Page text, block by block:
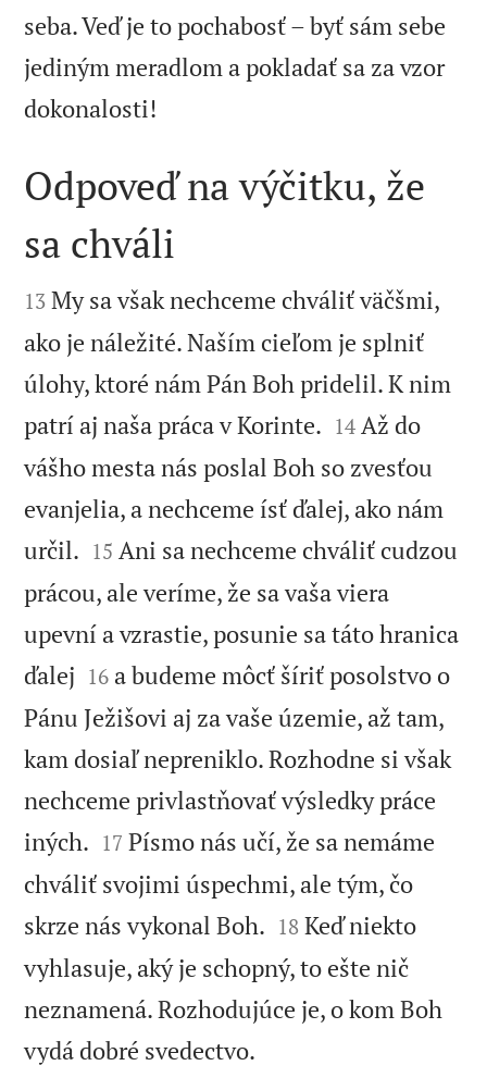
seba. Veď je to pochabosť – byť sám sebe
jediným meradlom a pokladať sa za vzor
dokonalosti!

Odpoveď na výčitku, že
sa chváli

13 My sa však nechceme chváliť väčšmi,
ako je náležité. Naším cieľom je splniť
úlohy, ktoré nám Pán Boh pridelil. K nim
patrí aj naša práca v Korinte. 

14 Až do
vášho mesta nás poslal Boh so zvesťou
evanjelia, a nechceme ísť ďalej, ako nám
určil. 

15 Ani sa nechceme chváliť cudzou
prácou, ale veríme, že sa vaša viera
upevní a vzrastie, posunie sa táto hranica
ďalej 

16 a budeme môcť šíriť posolstvo o
Pánu Ježišovi aj za vaše územie, až tam,
kam dosiaľ nepreniklo. Rozhodne si však
nechceme privlastňovať výsledky práce
iných. 

17 Písmo nás učí, že sa nemáme
chváliť svojimi úspechmi, ale tým, čo
skrze nás vykonal Boh. 

18 Keď niekto
vyhlasuje, aký je schopný, to ešte nič
neznamená. Rozhodujúce je, o kom Boh
vydá dobré svedectvo.